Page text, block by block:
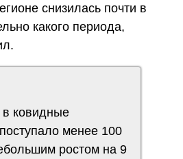
снизилась почти в
какого периода,
ковидные
менее 100
ростом на 9